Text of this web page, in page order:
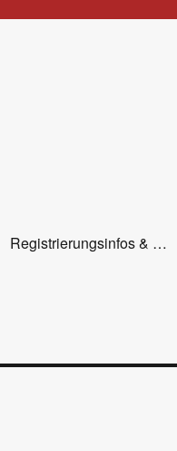
Registrierungsinfos & …